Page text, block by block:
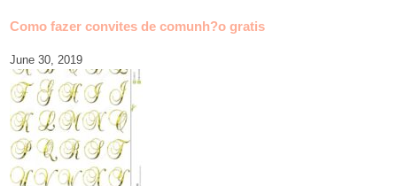
Como fazer convites de comunh?o gratis
June 30, 2019